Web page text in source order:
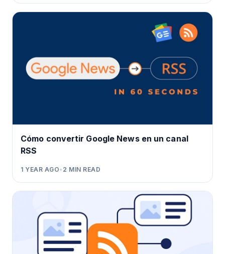
Cómo convertir Google News en un canal
RSS
1 YEAR AGO• 2 MIN READ